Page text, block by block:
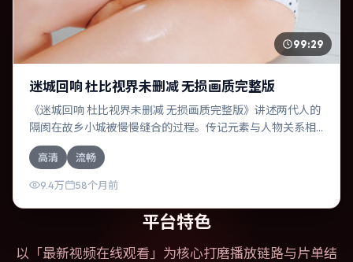
99:29
迷城回响 杜比视界未删减 无损画质完整版
《迷城回响 杜比视界未删减 无损画质完整版》讲述两代人的
隔阂在故乡小城被慢慢缝合的过程。传记元素与人物关系相
互咬合，雷佳音、廖凡的对手戏尤为出彩。导演林超贤善于
在长镜头中积蓄张力，本片亦在加拿大实地取景，增强真实
质感。
高清 流畅
9.4万 58个月前
平台特色
以「最新视频在线观看 」为核心打磨播放链路与片单结